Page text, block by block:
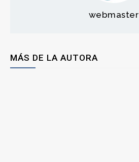
webmaster
MÁS DE LA AUTORA